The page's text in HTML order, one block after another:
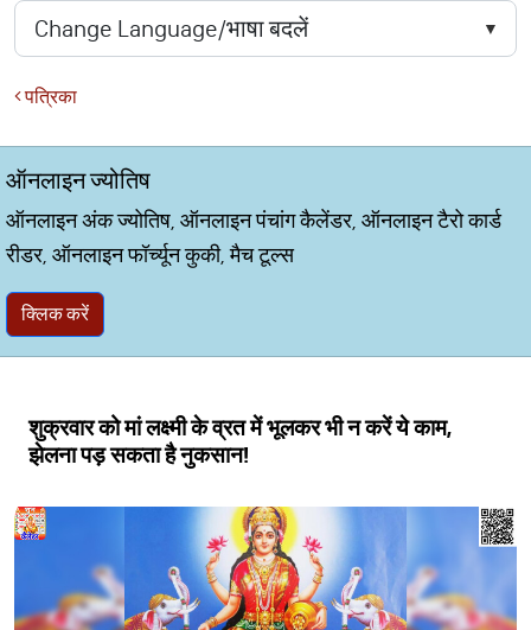
पत्रिका
ऑनलाइन ज्योतिष
ऑनलाइन अंक ज्योतिष, ऑनलाइन पंचांग कैलेंडर, ऑनलाइन टैरो कार्ड
रीडर, ऑनलाइन फॉर्च्यून कुकी, मैच टूल्स
क्लिक करें
शुक्रवार को मां लक्ष्मी के व्रत में भूलकर भी न करें ये काम,
झेलना पड़ सकता है नुकसान!